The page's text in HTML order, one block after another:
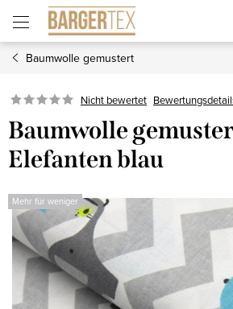
Inhalt
springen
Baumwolle gemustert
Nicht bewertet
Baumwolle
Elefanten blau
Mehr für weniger